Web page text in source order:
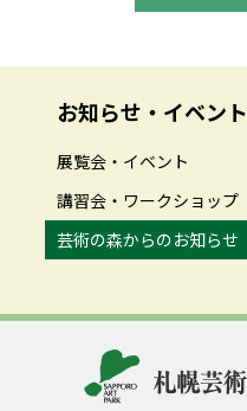
お知らせ・イベント
展覧会・イベント
講習会・ワークショップ
芸術の森からのお知らせ